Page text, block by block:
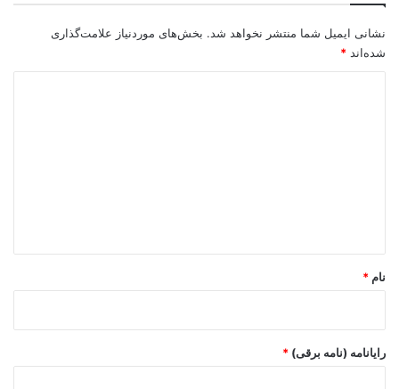
نشانی ایمیل شما منتشر نخواهد شد. بخش‌های موردنیاز علامت‌گذاری
شده‌اند *
نام *
رایانامه (نامه برقی) *